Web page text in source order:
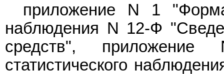
приложение N 1
наблюдения N 12-Ф
средств",
статистического